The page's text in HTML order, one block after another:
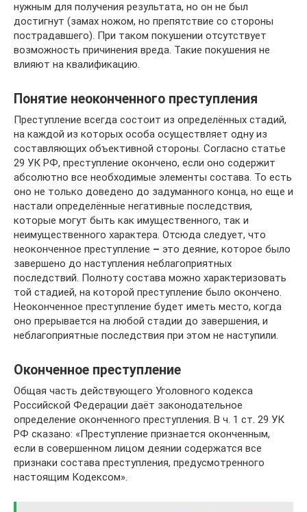
нужным для получения результата, но он не был
достигнут (замах ножом, но препятствие со стороны
пострадавшего). При таком покушении отсутствует
возможность причинения вреда. Такие покушения не
влияют на квалификацию.
Понятие неоконченного преступления
Преступление всегда состоит из определённых стадий,
на каждой из которых особа осуществляет одну из
составляющих объективной стороны. Согласно статье
29 УК РФ, преступление окончено, если оно содержит
абсолютно все необходимые элементы состава. То есть
оно не только доведено до задуманного конца, но еще и
настали определённые негативные последствия,
которые могут быть как имущественного, так и
неимущественного характера. Отсюда следует, что
неоконченное преступление – это деяние, которое было
завершено до наступления неблагоприятных
последствий. Полноту состава можно характеризовать
той стадией, на которой преступление было окончено.
Неоконченное преступление будет иметь место, когда
оно прерывается на любой стадии до завершения, и
неблагоприятные последствия при этом не наступили.
Оконченное преступление
Общая часть действующего Уголовного кодекса
Российской Федерации даёт законодательное
определение оконченного преступления. В ч. 1 ст. 29 УК
РФ сказано: «Преступление признается оконченным,
если в совершенном лицом деянии содержатся все
признаки состава преступления, предусмотренного
настоящим Кодексом».